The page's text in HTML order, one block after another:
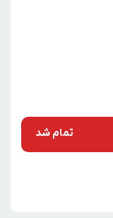
تمام شد